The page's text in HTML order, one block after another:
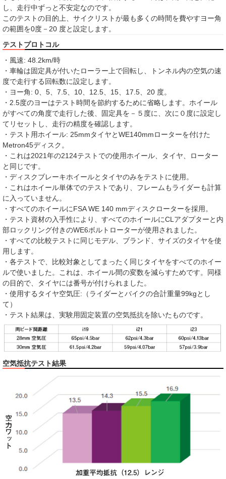
し、走行中ずっと不安定なのです。
このテストの目的上、サイクリストが最も多くの時間を費やすヨー角
の範囲を0度－20 度と設定します。
テストプロトコル
・風速: 48.2km/時
・車輪は固定具が付いたローラー上で回転し、トンネル内の空気の速
度で走行する回転数に設定します。
・ヨー角: 0、5、7.5、10、12.5、15、17.5、20 度。
・2.5度のヨーはテスト時間を節約するために省略します。ホイール
がすべての角度で走行した後、固定具を－５度に、次に０度に設定し
てリセットし、走行の精度を確認します。
・テスト用ホイール: 25mmタイヤとWE140mmローターを付けた
Metron45ディスク。
・これは2021年の2124テストでの使用ホイール、タイヤ、ローター
と同じです。
・ディスクブレーキホイールとタイヤのみをテストに使用。
・これはホイール単体でのテストであり、フレームもライダーも計算
に入っていません。
・すべてのホイールにFSA WE 140 mmディスクローターを採用。
・テスト資材の入手性により、すべてのホイールにCLアダプターと内
部ロックリング付きのWE6ボルトローターが使用されました。
・すべての比較テストに同じモデル、ブランド、サイズのタイヤを使
用します。
・各テストで、比較対象としてまったく同じタイヤをすべてのホイー
ルで使いました。これは、ホイール間の変数を減らすためです。同様
の目的で、タイヤには番号が付けられました。
・使用するタイヤ空気圧:（ライダーとバイクの合計重量99kgとし
て）
・テスト結果は、実験用固定装置の空気抵抗を除いたものです。
空気抵抗テスト結果